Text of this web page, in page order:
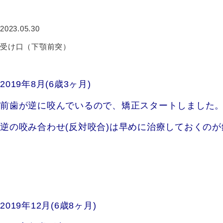
2023.05.30
受け口（下顎前突）
2019年8月(6歳3ヶ月)
前歯が逆に咬んでいるので、矯正スタートしました。
逆の咬み合わせ(反対咬合)は早めに治療しておくのが
2019年12月(6歳8ヶ月)